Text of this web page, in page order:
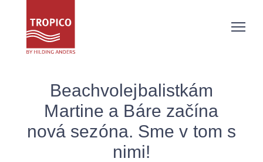
Beachvolejbalistkám
Martine a Báre začína
nová sezóna. Sme v tom s
nimi!